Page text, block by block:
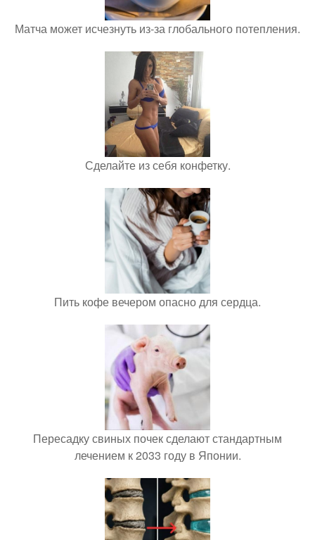
Матча может исчезнуть из-за глобального потепления.
Сделайте из себя конфетку.
Пить кофе вечером опасно для сердца.
Пересадку свиных почек сделают стандартным
лечением к 2033 году в Японии.